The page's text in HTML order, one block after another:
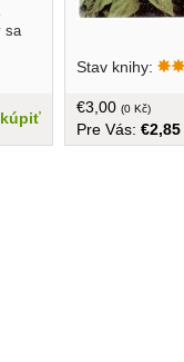
sa
kúpiť
Stav knihy:
€3,00 (0 Kč)
Pre Vás: €2,85